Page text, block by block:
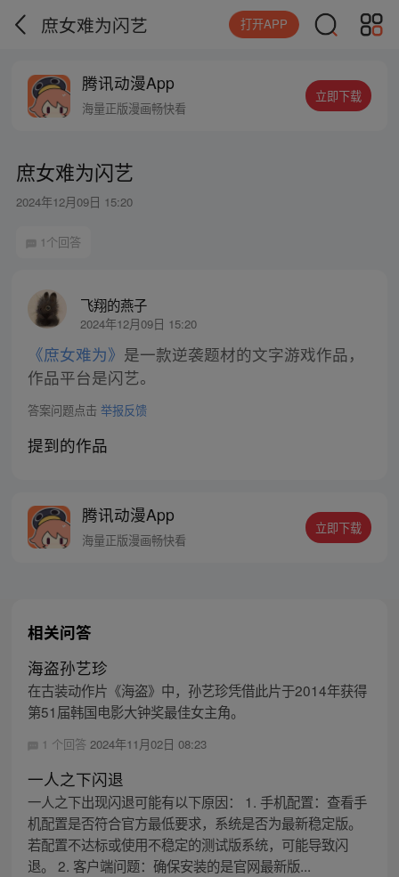
庶女难为闪艺 打开APP
腾讯动漫App
海量正版漫画畅快看
立即下载
庶女难为闪艺
2024年12月09日 15:20
1个回答
飞翔的燕子
2024年12月09日 15:20
《庶女难为》 是一款逆袭题材的文字游戏作品，
作品平台是闪艺。
答案问题点击 举报反馈
提到的作品
腾讯动漫App
海量正版漫画畅快看
立即下载
相关问答
海盗孙艺珍
在古装动作片《海盗》中，孙艺珍凭借此片于2014年获得
第51届韩国电影大钟奖最佳女主角。
1 个回答 2024年11月02日 08:23
一人之下闪退
一人之下出现闪退可能有以下原因： 1. 手机配置：查看手
机配置是否符合官方最低要求，系统是否为最新稳定版。
若配置不达标或使用不稳定的测试版系统，可能导致闪
退。 2. 客户端问题：确保安装的是官网最新版...